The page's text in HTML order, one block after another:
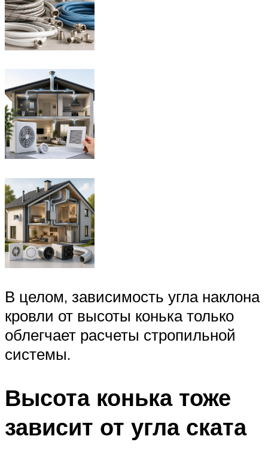
В целом, зависимость угла наклона
кровли от высоты конька только
облегчает расчеты стропильной
системы.
Высота конька тоже
зависит от угла ската